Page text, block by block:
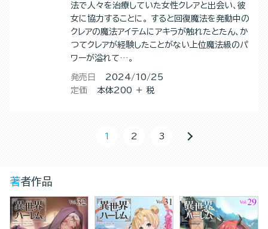
法で人々を治療していた女性クレアと出会い、彼
女に協力することに。 すると回復魔法を発動中の
クレアの魔法アイテムにアキラが触れたとたん、か
つてクレアが経験したことがない上位魔法級のパ
ワーが溢れて…。
発売日
2024/10/25
定価
本体200 ＋ 税
1 2 3
著者作品